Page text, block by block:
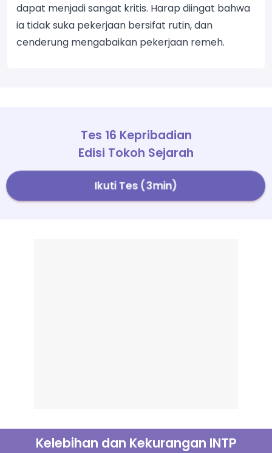
dapat menjadi sangat kritis. Harap diingat bahwa
ia tidak suka pekerjaan bersifat rutin, dan
cenderung mengabaikan pekerjaan remeh.
Tes 16 Kepribadian
Edisi Tokoh Sejarah
Ikuti Tes (3min)
Kelebihan dan Kekurangan INTP